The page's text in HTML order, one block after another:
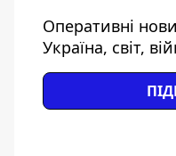
Оперативні
Україна, світ,